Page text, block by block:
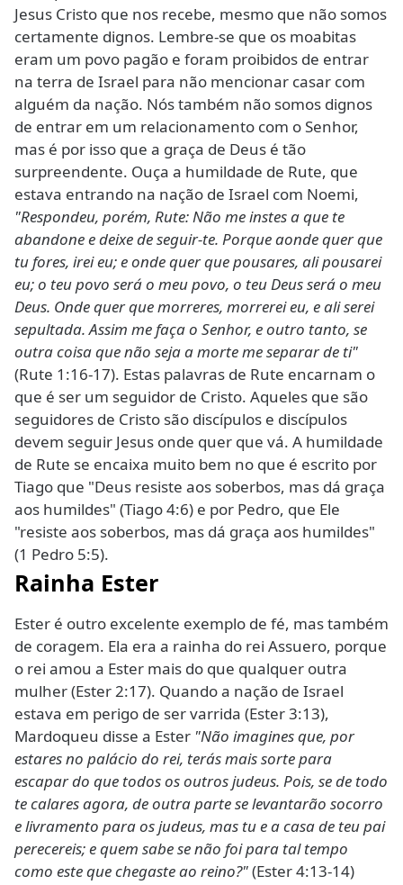
Jesus Cristo que nos recebe, mesmo que não somos
certamente dignos. Lembre-se que os moabitas
eram um povo pagão e foram proibidos de entrar
na terra de Israel para não mencionar casar com
alguém da nação. Nós também não somos dignos
de entrar em um relacionamento com o Senhor,
mas é por isso que a graça de Deus é tão
surpreendente. Ouça a humildade de Rute, que
estava entrando na nação de Israel com Noemi,
"Respondeu, porém, Rute: Não me instes a que te
abandone e deixe de seguir-te. Porque aonde quer que
tu fores, irei eu; e onde quer que pousares, ali pousarei
eu; o teu povo será o meu povo, o teu Deus será o meu
Deus. Onde quer que morreres, morrerei eu, e ali serei
sepultada. Assim me faça o Senhor, e outro tanto, se
outra coisa que não seja a morte me separar de ti"
(Rute 1:16-17). Estas palavras de Rute encarnam o
que é ser um seguidor de Cristo. Aqueles que são
seguidores de Cristo são discípulos e discípulos
devem seguir Jesus onde quer que vá. A humildade
de Rute se encaixa muito bem no que é escrito por
Tiago que "Deus resiste aos soberbos, mas dá graça
aos humildes" (Tiago 4:6) e por Pedro, que Ele
"resiste aos soberbos, mas dá graça aos humildes"
(1 Pedro 5:5).
Rainha Ester
Ester é outro excelente exemplo de fé, mas também
de coragem. Ela era a rainha do rei Assuero, porque
o rei amou a Ester mais do que qualquer outra
mulher (Ester 2:17). Quando a nação de Israel
estava em perigo de ser varrida (Ester 3:13),
Mardoqueu disse a Ester "Não imagines que, por
estares no palácio do rei, terás mais sorte para
escapar do que todos os outros judeus. Pois, se de todo
te calares agora, de outra parte se levantarão socorro
e livramento para os judeus, mas tu e a casa de teu pai
perecereis; e quem sabe se não foi para tal tempo
como este que chegaste ao reino?"(Ester 4:13-14)